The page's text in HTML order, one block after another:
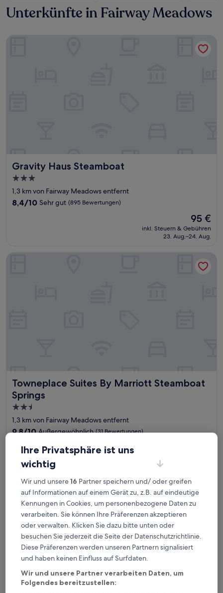
Unterkünfte in Fairway Meadows
Gravity Haus Steamboat
Gravity Haus Steamboat
3.0-
Sterne-
Unterkunft
1,3 km von Fairway Meadows entfernt
8.4
Bewertungen)
8,4/10 Sehr gut (895 Bewertungen)
Der
Preis
beträgt
95 €
inkl. Steuern & Gebühren
23. Aug.–24. Aug.
Towneplace Suites By Marriott Steamboat
Springs
Towneplace Suites By Marriott Steamboat Springs
2.5-
Sterne-
Unterkunft
1,3 km von Fairway Meadows entfernt
9.8
9,8/10 Außergewöhnlich (31 Bewertungen)
Towneplace Suites By Marriott Steamboat Springs
Springhill Suites By Marriott Steamboat Springs
Ihre Privatsphäre ist uns
wichtig
Wir und unsere16 Partner speichern und/ oder greifen
auf Informationen auf einem Gerät zu, z.B. auf eindeutige
Kennungen in Cookies, um personenbezogene Daten zu
verarbeiten. Sie können Ihre Präferenzen akzeptieren
oder verwalten. Klicken Sie dazu bitte unten oder
besuchen Sie jederzeit die Seite der Datenschutzrichtlinie.
Diese Präferenzen werden unseren Partnern signalisiert
und haben keinen Einfluss auf Surfdaten.
Wir und unsere Partner verarbeiten Daten, um
Folgendes bereitzustellen: